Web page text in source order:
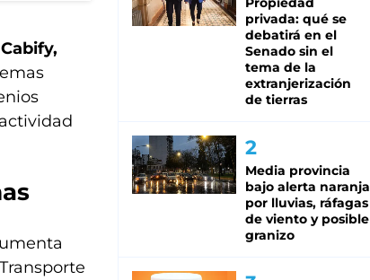
privada: qué se
debatirá en el
Senado sin el
tema de la
extranjerización
de tierras
Media provincia
bajo alerta naranja
por lluvias, ráfagas
de viento y posible
granizo